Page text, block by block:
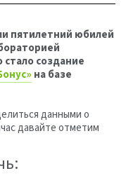
пятилетний юбилей
стало создание
на базе
данными о
давайте отметим